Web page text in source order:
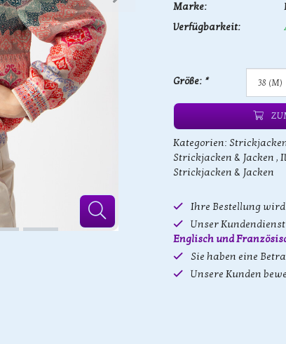
Marke:
Verfügbarkeit:
Größe: *
Kategorien:
Strickjacken & Jacken ,
Strickjacken & Jacken
Ihre Bestellung
Unser
Englisch und
Sie haben eine
Unsere Kunden